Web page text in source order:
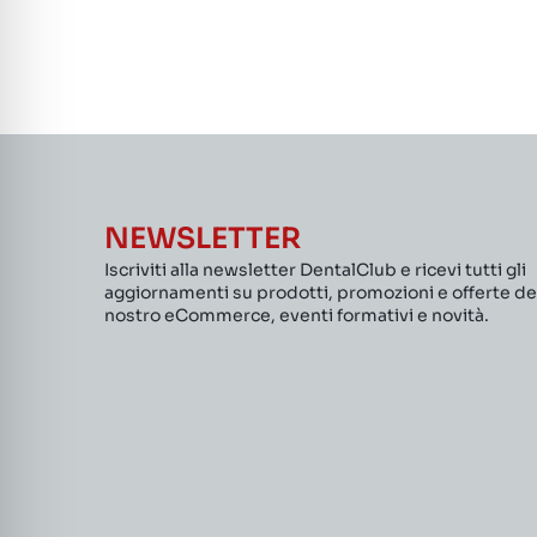
NEWSLETTER
Iscriviti alla newsletter DentalClub e ricevi tutti gli
aggiornamenti su prodotti, promozioni e offerte
nostro eCommerce, eventi formativi e novità.